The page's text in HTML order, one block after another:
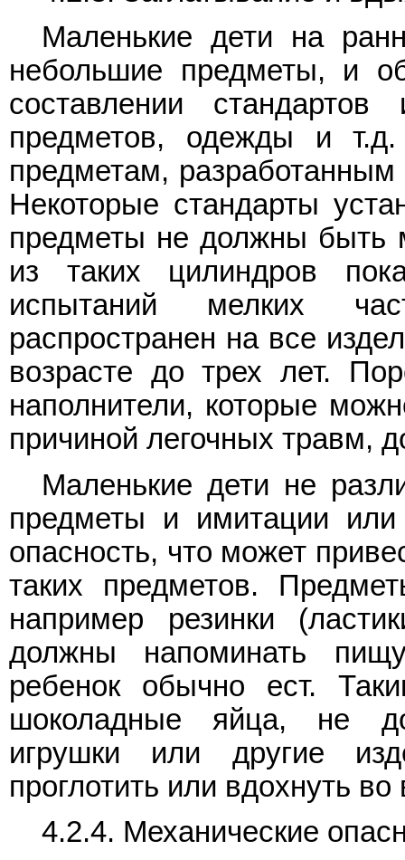
Маленькие дети на
небольшие предметы, и
составлении
предметов, одежды и
предметам, разработанным
Некоторые стандарты
предметы не должны быть
из таких цилиндров
испытаний мелких
распространен на все
возрасте до трех лет.
наполнители, которые
причиной легочных травм,
Маленькие дети не
предметы и имитации
опасность, что может
таких предметов.
например резинки
должны напоминать
ребенок обычно ест.
шоколадные яйца, не
игрушки или другие
проглотить или вдохнуть
4.2.4. Механические